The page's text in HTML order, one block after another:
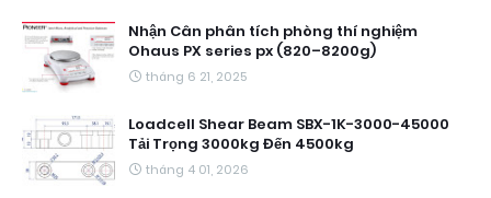
Nhận Cân phân tích phòng thí nghiệm
Ohaus PX series px (820–8200g)
tháng 6 21, 2025
Loadcell Shear Beam SBX-1K-3000-45000
Tải Trọng 3000kg Đến 4500kg
tháng 4 01, 2026